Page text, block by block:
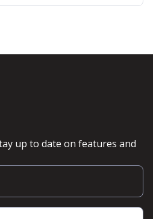
up to date on features and